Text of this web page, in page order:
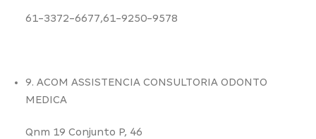
61-3372-6677,61-9250-9578
9. ACOM ASSISTENCIA CONSULTORIA ODONTO
MEDICA
Qnm 19 Conjunto P, 46